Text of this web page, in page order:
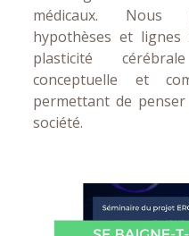
médicaux. Nous
hypothèses et lignes
plasticité
conceptuelle et
permettant de
société.